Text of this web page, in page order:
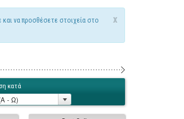
x
να προσθέσετε στοιχεία στο
κατά